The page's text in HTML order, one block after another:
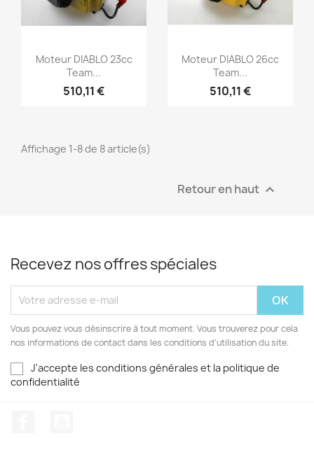
Aperçu rapide
Moteur DIABLO 23cc
Team...
510,11 €
Aperçu rapide
Moteur DIABLO 26cc
Team...
510,11 €
Affichage 1-8 de 8 article(s)
Retour en haut 
Recevez nos offres spéciales
Vous pouvez vous désinscrire à tout moment. Vous trouverez pour cela
nos informations de contact dans les conditions d'utilisation du site.
J'accepte les conditions générales et la politique de
confidentialité